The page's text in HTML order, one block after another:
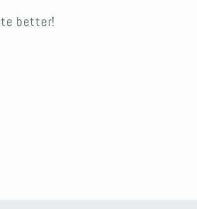
better!